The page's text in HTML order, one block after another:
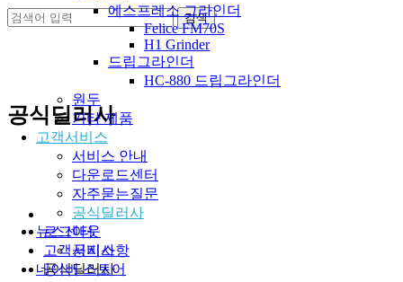
에스프레소 그라인더
Felice FM70S
H1 Grinder
드립그라인더
HC-880 드립그라인더
원두
기타 제품
고객서비스
서비스 안내
다운로드센터
자주묻는질문
공식딜러사
뉴스센터
공지사항
네이버 스토어
공식딜러사
로그아웃
고객서비스
공식딜러사